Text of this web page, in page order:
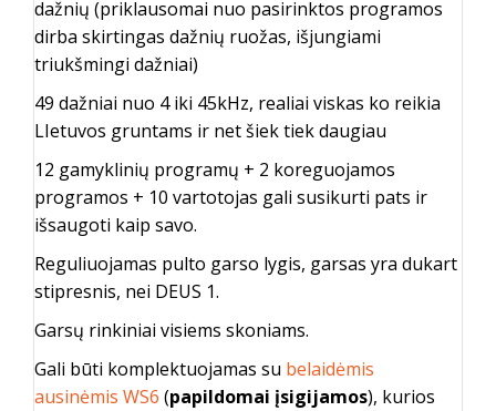
dažnių (priklausomai nuo pasirinktos programos
dirba skirtingas dažnių ruožas, išjungiami
triukšmingi dažniai)
49 dažniai nuo 4 iki 45kHz, realiai viskas ko reikia
LIetuvos gruntams ir net šiek tiek daugiau
12 gamyklinių programų + 2 koreguojamos
programos + 10 vartotojas gali susikurti pats ir
išsaugoti kaip savo.
Reguliuojamas pulto garso lygis, garsas yra dukart
stipresnis, nei DEUS 1.
Garsų rinkiniai visiems skoniams.
Gali būti komplektuojamas su belaidėmis
ausinėmis WS6 (papildomai įsigijamos), kurios